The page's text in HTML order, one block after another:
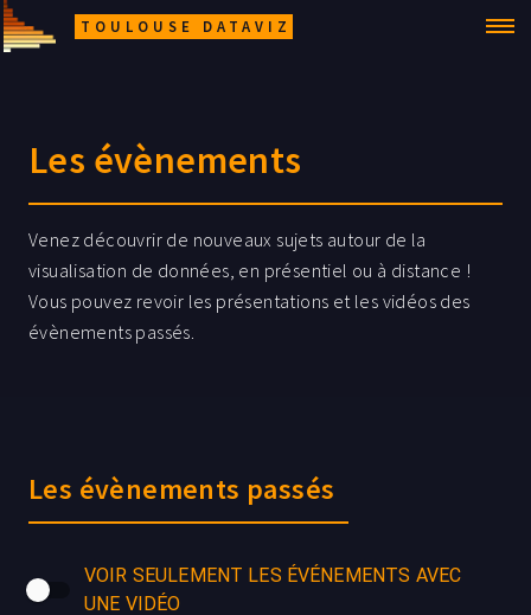
TOULOUSE DATAVIZ
Les évènements
Venez découvrir de nouveaux sujets autour de la
visualisation de données, en présentiel ou à distance !
Vous pouvez revoir les présentations et les vidéos des
évènements passés.
Les évènements passés
VOIR SEULEMENT LES ÉVÉNEMENTS AVEC
UNE VIDÉO